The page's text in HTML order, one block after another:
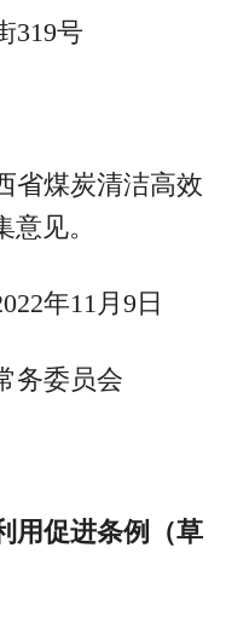
319号
省煤炭清洁高效
见。
年11月9日
务委员会
用促进条例（草